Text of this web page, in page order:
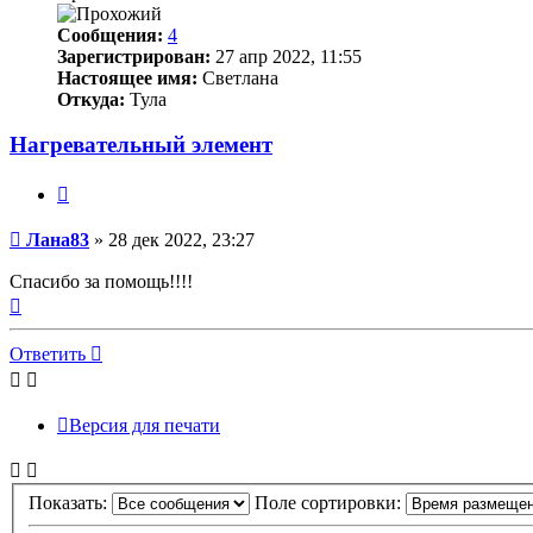
Сообщения: 4
Зарегистрирован: 27 апр 2022, 11:55
Настоящее имя: Светлана
Откуда: Тула
Нагревательный элемент
Непрочитанное
Лана83 » 28 дек 2022, 23:27
Спасибо за помощь!!!!
началу
Ответить
Версия для печати
Показать: Поле сортировки: